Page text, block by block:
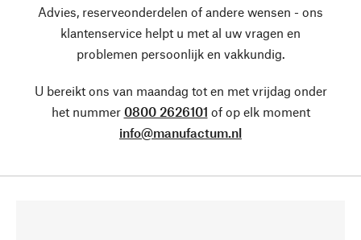
Advies, reserveonderdelen of andere wensen - ons
klantenservice helpt u met al uw vragen en
problemen persoonlijk en vakkundig.
U bereikt ons van maandag tot en met vrijdag onder
het nummer 0800 2626101 of op elk moment
info@manufactum.nl